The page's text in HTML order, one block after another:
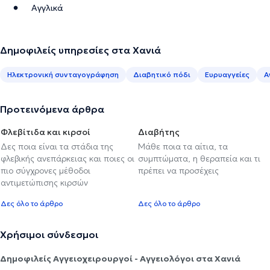
Αγγλικά
Δημοφιλείς υπηρεσίες στα Χανιά
Ηλεκτρονική συνταγογράφηση Διαβητικό πόδι Ευρυαγγείες
Προτεινόμενα άρθρα
Φλεβίτιδα και κιρσοί
Δες ποια είναι τα στάδια της
φλεβικής ανεπάρκειας και ποιες οι
πιο σύγχρονες μέθοδοι
αντιμετώπισης κιρσών
Δες όλο το άρθρο
Διαβήτης
Μάθε ποια τα αίτια, τα
συμπτώματα, η θεραπεία και τι
πρέπει να προσέχεις
Δες όλο το άρθρο
Χρήσιμοι σύνδεσμοι
Δημοφιλείς Αγγειοχειρουργοί - Αγγειολόγοι στα Χανιά